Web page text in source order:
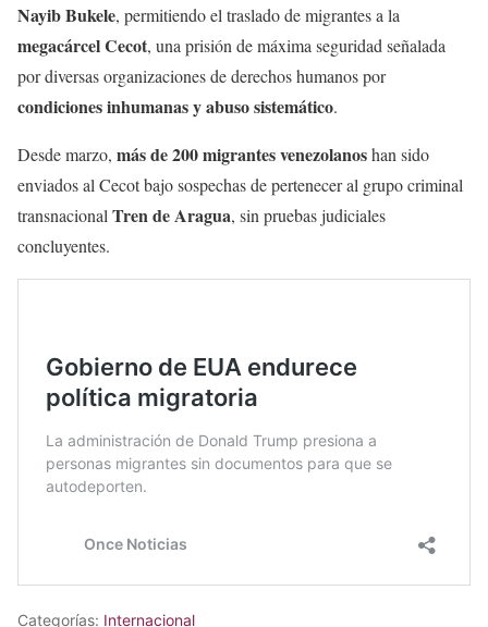
Nayib Bukele, permitiendo el traslado de migrantes a la
megacárcel Cecot, una prisión de máxima seguridad señalada
por diversas organizaciones de derechos humanos por
condiciones inhumanas y abuso sistemático.
Desde marzo, más de 200 migrantes venezolanoshan sido
enviados al Cecot bajo sospechas de pertenecer al grupo criminal
transnacional Tren de Aragua, sin pruebas judiciales
concluyentes.
Categorías: Internacional